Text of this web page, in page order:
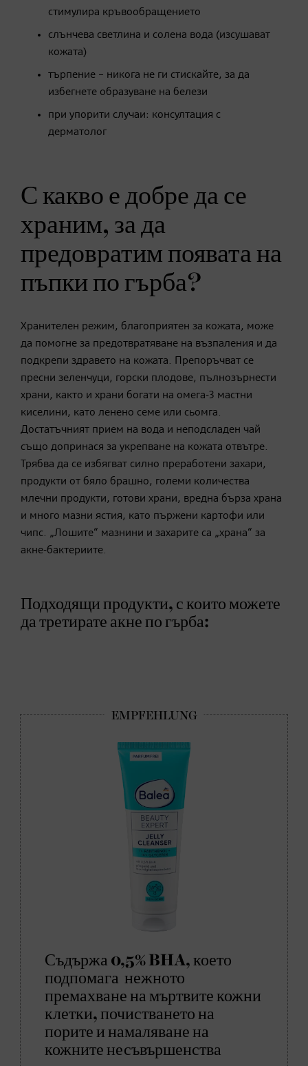
стимулира кръвообращението
слънчева светлина и солена вода (изсушават
кожата)
търпение – никога не ги стискайте, за да
избегнете образуване на белези
при упорити случаи: консултация с
дерматолог
С какво е добре да се
храним, за да
предовратим появата на
пъпки по гърба?
Хранителен режим, благоприятен за кожата, може
да помогне за предотвратяване на възпаления и да
подкрепи здравето на кожата. Препоръчват се
пресни зеленчуци, горски плодове, пълнозърнести
храни, както и храни богати на омега-3 мастни
киселини, като ленено семе или сьомга.
Достатъчният прием на вода и неподсладен чай
също допринася за укрепване на кожата отвътре.
Трябва да се избягват силно преработени захари,
продукти от бяло брашно, големи количества
млечни продукти, готови храни, вредна бърза храна
и много мазни ястия, като пържени картофи или
чипс. „Лошите“ мазнини и захарите са „храна“ за
акне-бактериите.
Подходящи продукти, с които можете
да третирате акне по гърба:
Съдържа 0,5% BHA, което
подпомага нежното
премахване на мъртвите кожни
клетки, почистването на
порите и намаляване на
кожните несъвършенства